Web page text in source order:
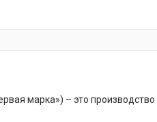
марка») – это